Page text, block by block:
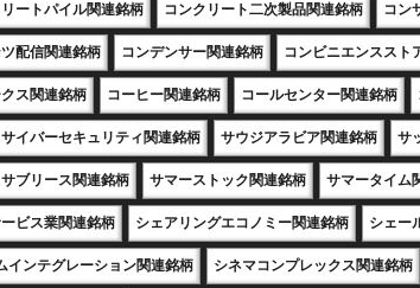
ートパイル関連銘柄 コンクリート二次製品関連銘柄 コン
配信関連銘柄 コンデンサー関連銘柄 コンビニエンススト
ス関連銘柄 コーヒー関連銘柄 コールセンター関連銘柄
サイバーセキュリティ関連銘柄 サウジアラビア関連銘柄 サ
サブリース関連銘柄 サマーストック関連銘柄 サマータイム
ビス業関連銘柄 シェアリングエコノミー関連銘柄 シェー
インテグレーション関連銘柄 シネマコンプレックス関連銘柄